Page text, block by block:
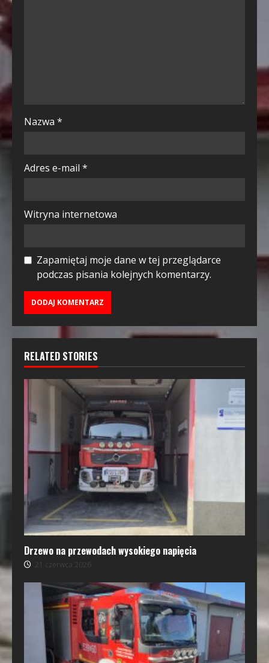
Nazwa *
Adres e-mail *
Witryna internetowa
Zapamiętaj moje dane w tej przeglądarce
podczas pisania kolejnych komentarzy.
RELATED STORIES
Drzewo na przewodach wysokiego napięcia
21 czerwca 2026